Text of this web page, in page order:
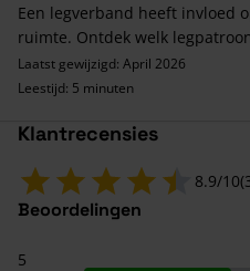
Een legverband heeft invloed
ruimte. Ontdek welk
Laatst gewijzigd: April 2026
Leestijd: 5 minuten
Klantrecensies
8.9/10
Beoordelingen
5